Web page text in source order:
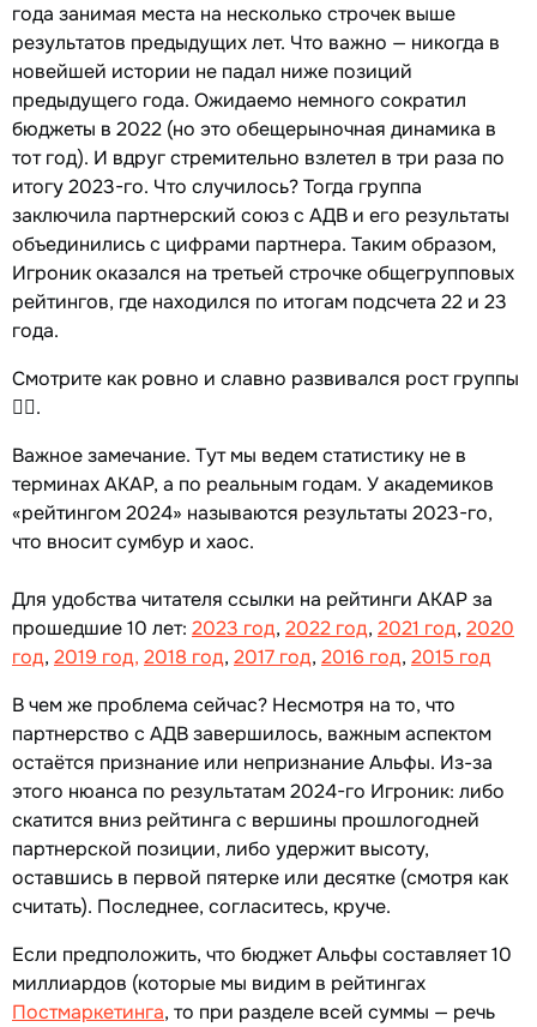
года занимая места на несколько строчек выше
результатов предыдущих лет. Что важно — никогда в
новейшей истории не падал ниже позиций
предыдущего года. Ожидаемо немного сократил
бюджеты в 2022 (но это обещерыночная динамика в
тот год). И вдруг стремительно взлетел в три раза по
итогу 2023-го. Что случилось? Тогда группа
заключила партнерский союз с АДВ и его результаты
объединились с цифрами партнера. Таким образом,
Игроник оказался на третьей строчке общегрупповых
рейтингов, где находился по итогам подсчета 22 и 23
года.
Смотрите как ровно и славно развивался рост группы
☝🏻.
Важное замечание. Тут мы ведем статистику не в
терминах АКАР, а по реальным годам. У академиков
«рейтингом 2024» называются результаты 2023-го,
что вносит сумбур и хаос.
Для удобства читателя ссылки на рейтинги АКАР за
прошедшие 10 лет: 2023 год, 2022 год, 2021 год, 2020
год, 2019 год, 2018 год, 2017 год, 2016 год, 2015 год
В чем же проблема сейчас? Несмотря на то, что
партнерство с АДВ завершилось, важным аспектом
остаётся признание или непризнание Альфы. Из-за
этого нюанса по результатам 2024-го Игроник: либо
скатится вниз рейтинга с вершины прошлогодней
партнерской позиции, либо удержит высоту,
оставшись в первой пятерке или десятке (смотря как
считать). Последнее, согласитесь, круче.
Если предположить, что бюджет Альфы составляет 10
миллиардов (которые мы видим в рейтингах
Постмаркетинга, то при разделе всей суммы — речь